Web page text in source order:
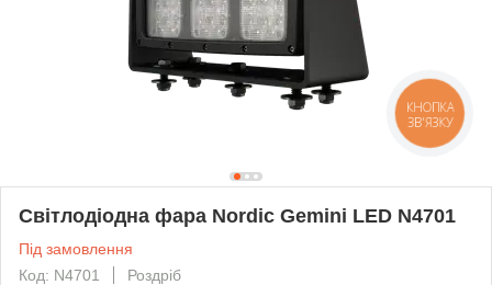
Світлодіодна фара Nordic Gemini LED N4701
Під замовлення
Код: N4701
Роздріб
КНОПКА
ЗВ'ЯЗКУ